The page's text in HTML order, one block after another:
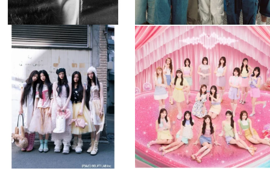
musicjapantv
💡8月特番放送決定！
8月 4
2 0
musicjapantv
💡8月特番放送決定！
...
8月 4
2 0